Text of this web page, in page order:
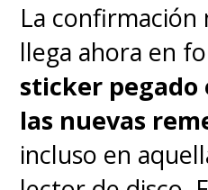
La confirmación
llega ahora en
sticker pegado
las nuevas
incluso en